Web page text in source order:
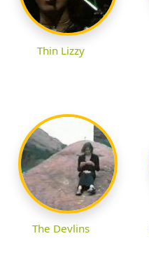
Thin Lizzy
The Devlins